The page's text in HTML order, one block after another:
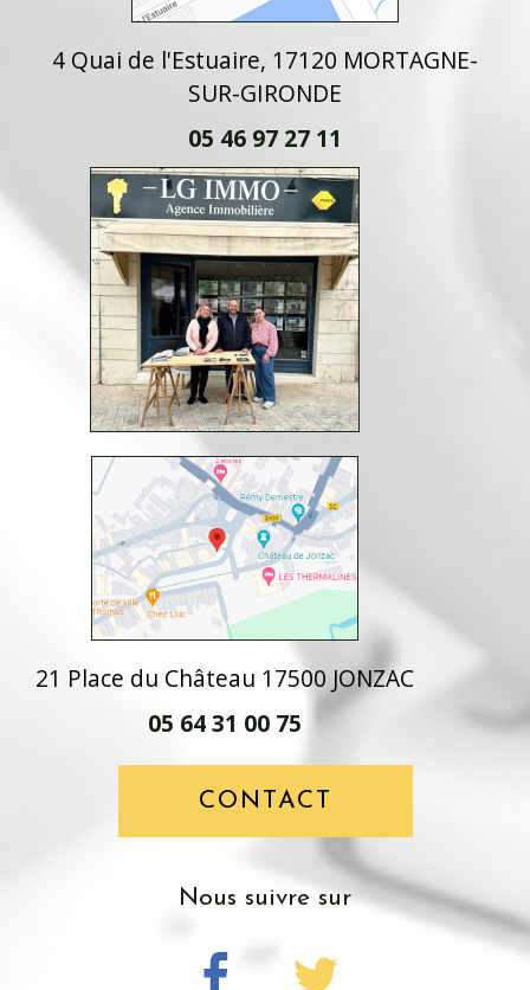
4 Quai de l'Estuaire, 17120 MORTAGNE-
SUR-GIRONDE
05 46 97 27 11
21 Place du Château 17500 JONZAC
05 64 31 00 75
CONTACT
nous suivre sur